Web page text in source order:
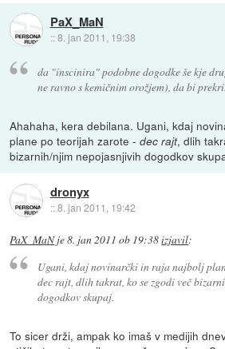
PaX_MaN
::8. jan 2011, 19:38
da "inscinira" podobne dogodke še kje
ne ravno s kemičnim orožjem), da bi
Ahahaha, kera debilana. Ugani, kdaj
plane po teorijah zarote -dec rajt, dlih
bizarnih/njim nepojasnjivih dogodkov
dronyx
::8. jan 2011, 19:42
PaX_MaNje8. jan 2011 ob 19:38izjavil:
Ugani, kdaj novinarčki in raja najbolj
dec rajt, dlih takrat, ko se zgodi več
dogodkov skupaj.
To sicer drži, ampak ko imaš v medijih